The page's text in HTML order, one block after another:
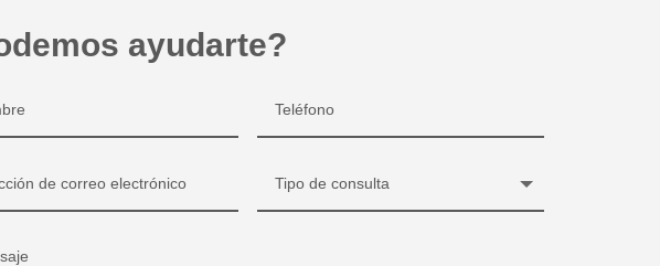
ayudarte?